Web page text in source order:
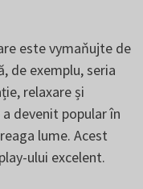
este vymaňujte de
de exemplu, seria
relaxare și
devenit popular în
lume. Acest
ului excelent.